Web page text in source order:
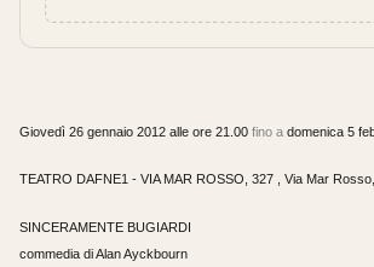
Giovedì 26 gennaio 2012 alle ore 21.00 fino a domenica 5
TEATRO DAFNE1 - VIA MAR ROSSO, 327 , Via Mar
SINCERAMENTE BUGIARDI
commedia di Alan Ayckbourn